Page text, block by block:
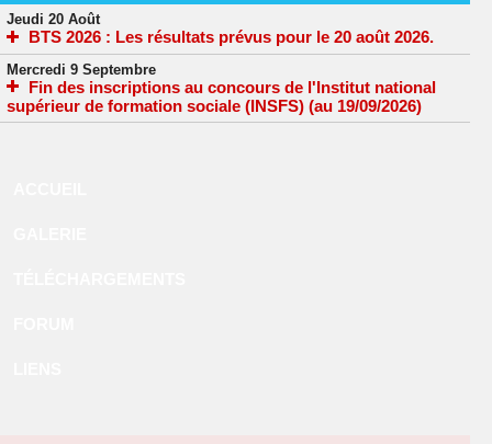
Jeudi 20 Août
BTS 2026 : Les résultats prévus pour le 20 août 2026.
Mercredi 9 Septembre
Fin des inscriptions au concours de l'Institut national
supérieur de formation sociale (INSFS) (au 19/09/2026)